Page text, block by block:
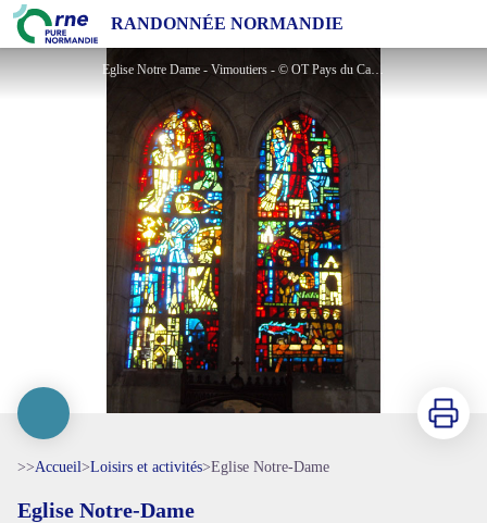
RANDONNÉE NORMANDIE
Eglise Notre-Dame
Eglise Notre Dame - Vimoutiers - © OT Pays du Camembert
Imprimer
>>Accueil>Loisirs et activités>Eglise Notre-Dame
Eglise Notre-Dame